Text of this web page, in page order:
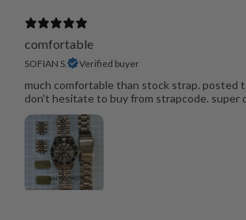
comfortable
SOFIAN S. Verified buyer
much comfortable than stock strap. posted
don't hesitate to buy from strapcode. super